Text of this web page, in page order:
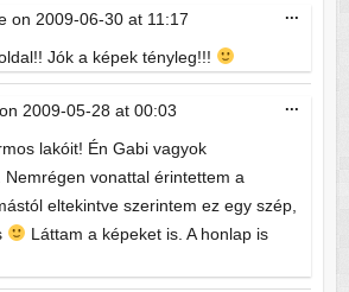
on 2009-06-30 at 11:17
Jók a képek tényleg!!!
...
2009-05-28 at 00:03
lakóit! Én Gabi vagyok
Nemrégen vonattal érintettem a
eltekintve szerintem ez egy szép,
Láttam a képeket is. A honlap is
...